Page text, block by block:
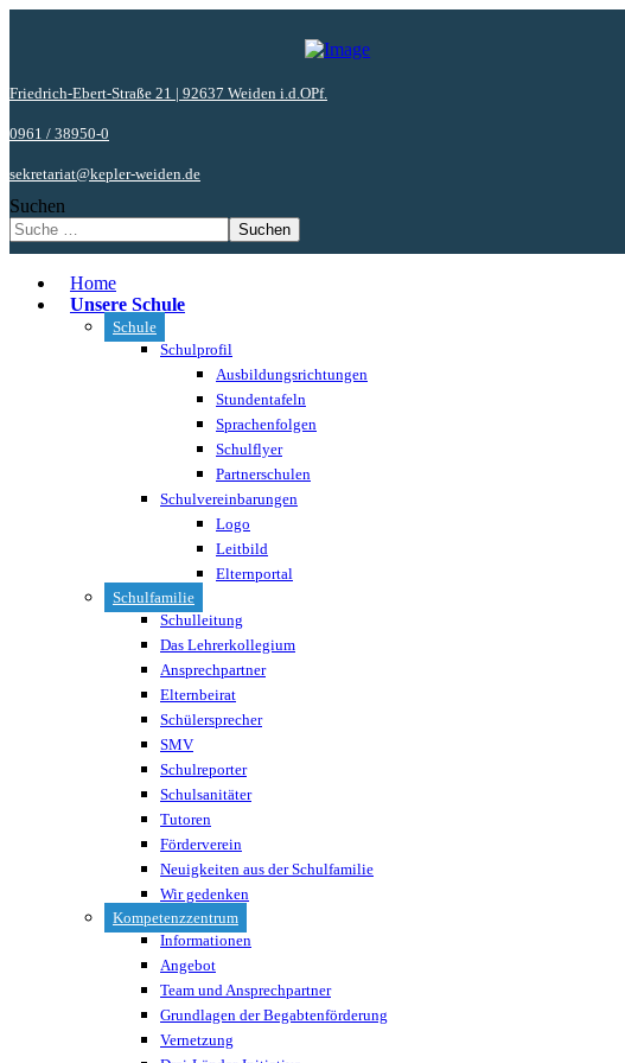
Friedrich-Ebert-Straße 21 | 92637 Weiden i.d.OPf.
0961 / 38950-0
sekretariat@kepler-weiden.de
Suchen
Suchen
Home
Unsere Schule
Schule
Schulprofil
Ausbildungsrichtungen
Stundentafeln
Sprachenfolgen
Schulflyer
Partnerschulen
Schulvereinbarungen
Logo
Leitbild
Elternportal
Schulfamilie
Schulleitung
Das Lehrerkollegium
Ansprechpartner
Elternbeirat
Schülersprecher
SMV
Schulreporter
Schulsanitäter
Tutoren
Förderverein
Neuigkeiten aus der Schulfamilie
Wir gedenken
Kompetenzzentrum
Informationen
Angebot
Team und Ansprechpartner
Grundlagen der Begabtenförderung
Vernetzung